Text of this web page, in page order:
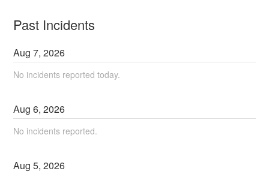
Past Incidents
Aug7,2026
No incidents reported today.
Aug6,2026
No incidents reported.
Aug5,2026